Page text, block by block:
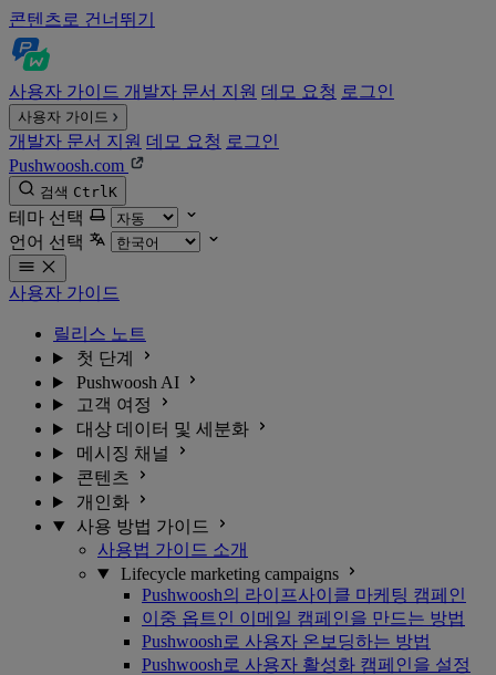
콘텐츠로 건너뛰기
사용자 가이드 개발자 문서 지원 데모 요청 로그인
사용자 가이드
개발자 문서 지원 데모 요청 로그인
Pushwoosh.com
검색 CtrlK
테마 선택
언어 선택
사용자 가이드
릴리스 노트
첫 단계
Pushwoosh AI
고객 여정
대상 데이터 및 세분화
메시징 채널
콘텐츠
개인화
사용 방법 가이드
사용법 가이드 소개
Lifecycle marketing campaigns
Pushwoosh의 라이프사이클 마케팅 캠페인
이중 옵트인 이메일 캠페인을 만드는 방법
Pushwoosh로 사용자 온보딩하는 방법
Pushwoosh로 사용자 활성화 캠페인을 설정